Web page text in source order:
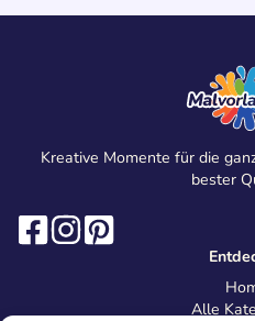
Kreative Momente für die
bester
Alle